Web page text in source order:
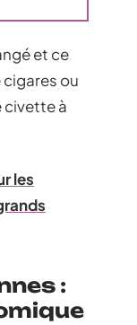
et ce
cigares ou
civette à
les
: